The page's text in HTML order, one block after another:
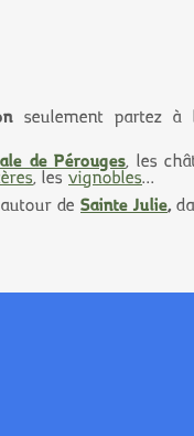
seulement partez à
de Pérouges, les
, les vignobles...
de Sainte Julie,